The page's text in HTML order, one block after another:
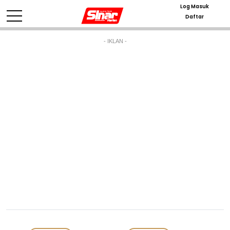
Log Masuk
Daftar
- IKLAN -